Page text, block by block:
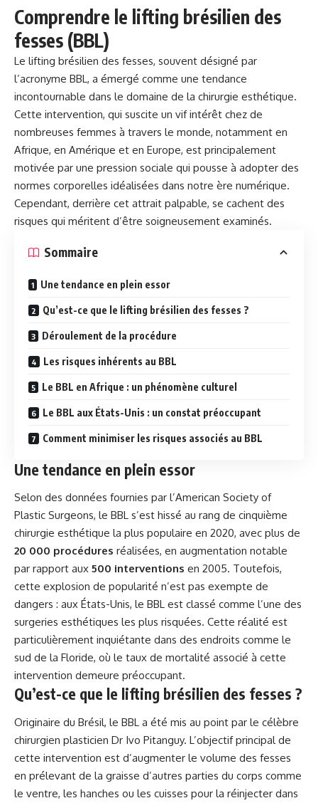
Comprendre le lifting brésilien des
fesses (BBL)
Le lifting brésilien des fesses, souvent désigné par
l’acronyme BBL, a émergé comme une tendance
incontournable dans le domaine de la chirurgie esthétique.
Cette intervention, qui suscite un vif intérêt chez de
nombreuses femmes à travers le monde, notamment en
Afrique, en Amérique et en Europe, est principalement
motivée par une pression sociale qui pousse à adopter des
normes corporelles idéalisées dans notre ère numérique.
Cependant, derrière cet attrait palpable, se cachent des
risques qui méritent d’être soigneusement examinés.
Sommaire
Une tendance en plein essor
Qu’est-ce que le lifting brésilien des fesses ?
Déroulement de la procédure
Les risques inhérents au BBL
Le BBL en Afrique : un phénomène culturel
Le BBL aux États-Unis : un constat préoccupant
Comment minimiser les risques associés au BBL
Une tendance en plein essor
Selon des données fournies par l’American Society of
Plastic Surgeons, le BBL s’est hissé au rang de cinquième
chirurgie esthétique la plus populaire en 2020, avec plus de
20 000 procédures réalisées, en augmentation notable
par rapport aux 500 interventions en 2005. Toutefois,
cette explosion de popularité n’est pas exempte de
dangers : aux États-Unis, le BBL est classé comme l’une des
surgeries esthétiques les plus risquées. Cette réalité est
particulièrement inquiétante dans des endroits comme le
sud de la Floride, où le taux de mortalité associé à cette
intervention demeure préoccupant.
Qu’est-ce que le lifting brésilien des fesses ?
Originaire du Brésil, le BBL a été mis au point par le célèbre
chirurgien plasticien Dr Ivo Pitanguy. L’objectif principal de
cette intervention est d’augmenter le volume des fesses
en prélevant de la graisse d’autres parties du corps comme
le ventre, les hanches ou les cuisses pour la réinjecter dans